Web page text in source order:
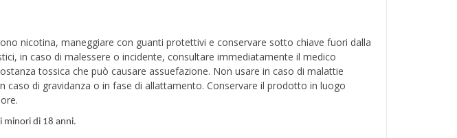
nicotina, maneggiare con guanti protettivi e conservare sotto chiave fuori dalla
in caso di malessere o incidente, consultare immediatamente il medico
tossica che può causare assuefazione. Non usare in caso di malattie
caso di gravidanza o in fase di allattamento. Conservare il prodotto in luogo
minori di 18 anni.